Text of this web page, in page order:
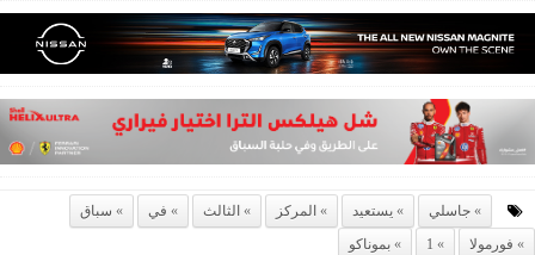
جاسلي يستعيد المركز الثالث في
سباق
فورمولا
1 بموناكو